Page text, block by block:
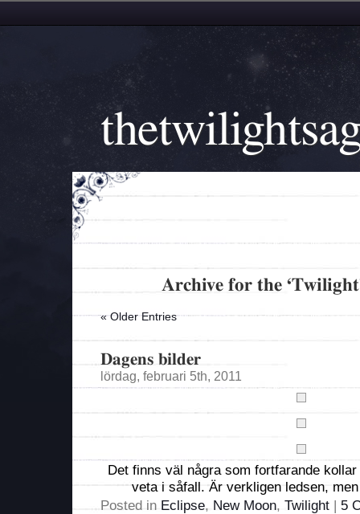
Archive for the
« Older Entries
Dagens bilder
lördag, februari 5th, 2011
Det finns väl några som fortfarande
veta i såfall. Är verkligen ledsen,
Posted in Eclipse, New Moon, Twilight | 5